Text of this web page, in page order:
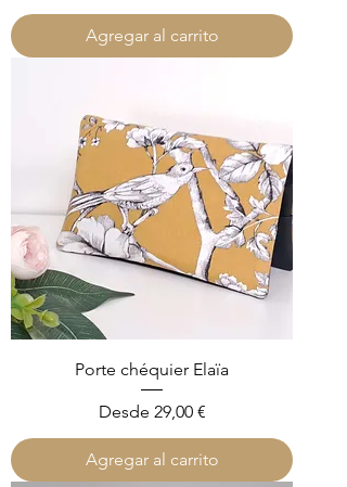
Agregar al carrito
Porte chéquier Elaïa
Desde 29,00 €
Precio de oferta
Agregar al carrito